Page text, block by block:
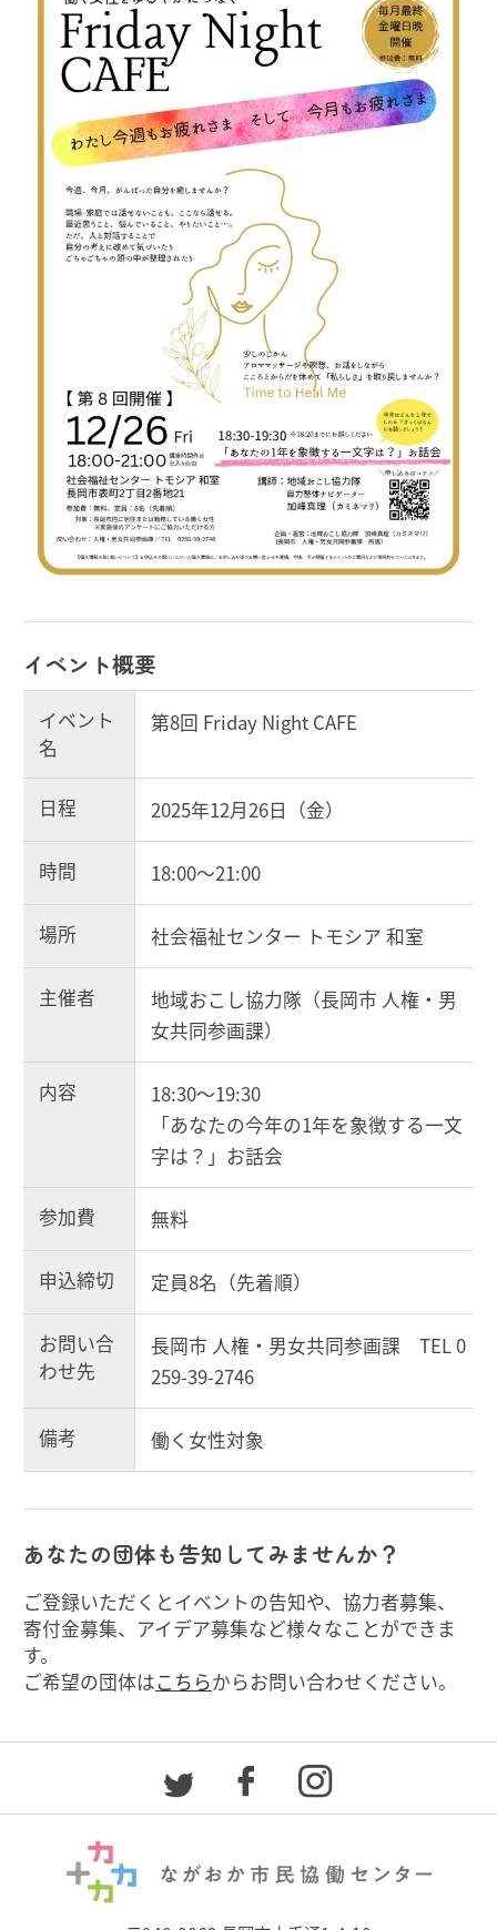
イベント概要
イベント
名
第8回 Friday Night CAFE
日程 2025年12月26日（金）
時間 18:00～21:00
場所 社会福祉センター トモシア 和室
主催者
地域おこし協力隊（長岡市 人権・男
女共同参画課）
内容
18:30～19:30
「あなたの今年の1年を象徴する一文
字は？」お話会
参加費 無料
申込締切 定員8名（先着順）
お問い合
わせ先
長岡市 人権・男女共同参画課 TEL 0
259-39-2746
備考 働く女性対象
あなたの団体も告知してみませんか？
ご登録いただくとイベントの告知や、協力者募集、
寄付金募集、アイデア募集など様々なことができま
す。
ご希望の団体はこちらからお問い合わせください。